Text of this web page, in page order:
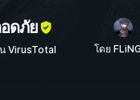
ดภัย
VirusTotal โดย